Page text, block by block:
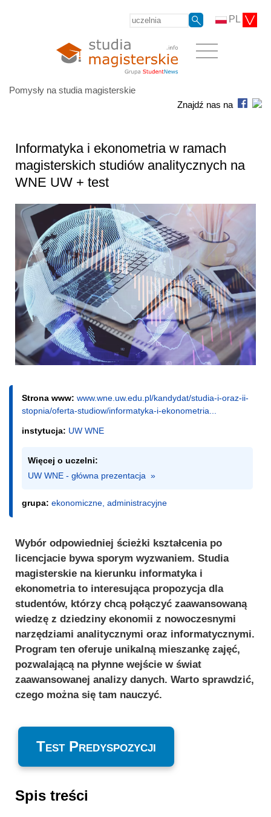
PL
Pomysły na studia magisterskie
Znajdź nas na
Informatyka i ekonometria w ramach
magisterskich studiów analitycznych na
WNE UW + test
Strona www: www.wne.uw.edu.pl/kandydat/studia-i-oraz-ii-
stopnia/oferta-studiow/informatyka-i-ekonometria...
instytucja: UW WNE
Więcej o uczelni:
UW WNE - główna prezentacja  »
grupa: ekonomiczne, administracyjne
Wybór odpowiedniej ścieżki kształcenia po
licencjacie bywa sporym wyzwaniem. Studia
magisterskie na kierunku informatyka i
ekonometria to interesująca propozycja dla
studentów, którzy chcą połączyć zaawansowaną
wiedzę z dziedziny ekonomii z nowoczesnymi
narzędziami analitycznymi oraz informatycznymi.
Program ten oferuje unikalną mieszankę zajęć,
pozwalającą na płynne wejście w świat
zaawansowanej analizy danych. Warto sprawdzić,
czego można się tam nauczyć.
Test Predyspozycji
Spis treści